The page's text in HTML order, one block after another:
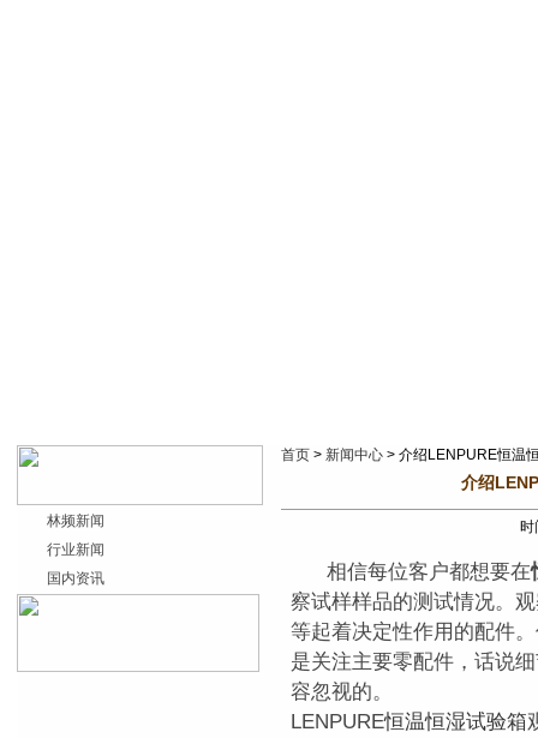
林频新闻
行业新闻
国内资讯
首页 > 新闻中心 > 介绍LENPURE恒温
介绍
相信每位客户都想要在
察试样样品的测试情况。
等起着决定性作用的配件
是关注主要零配件，话说
容忽视的。
LENPURE恒温恒湿试验箱